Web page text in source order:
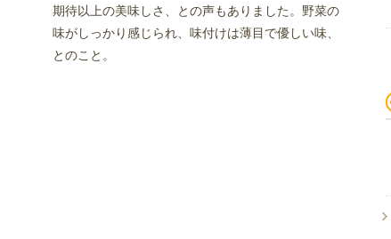
期待以上の美味しさ、との声もありました。野菜の
味がしっかり感じられ、味付けは薄目で優しい味、
とのこと。